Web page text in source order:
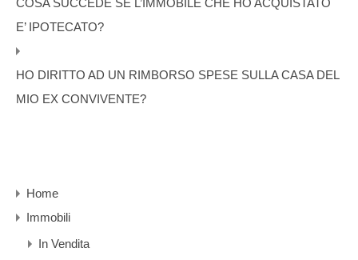
COSA SUCCEDE SE L’IMMOBILE CHE HO ACQUISTATO
E’ IPOTECATO?
HO DIRITTO AD UN RIMBORSO SPESE SULLA CASA DEL
MIO EX CONVIVENTE?
Home
Immobili
In Vendita